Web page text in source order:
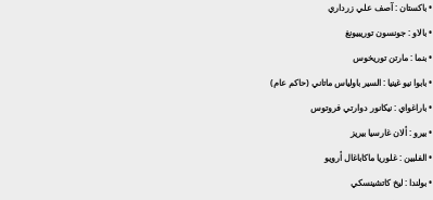
• باكستان : آصف علي زرداري
• بالاو : جونسون توريبيونغ
• بنما : مارتن توريخوس
• بابوا نيو غينيا : السير باولياس ماتاني (حاكم عام)
• باراغواي : نيكانور دوارتي فروتوس
• بيرو : ألان غارسيا بيريز
• الفلبين : غلوريا ماكاباغال أرويو
• بولندا : ليخ كاتشينسكي